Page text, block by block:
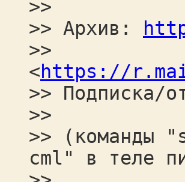
>>
>> Архив:
>>
<https://
>> Подписка/
>>
>> (команды
cml" в теле